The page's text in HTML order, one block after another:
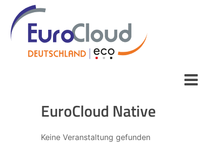
EuroCloud Native
Keine Veranstaltung gefunden